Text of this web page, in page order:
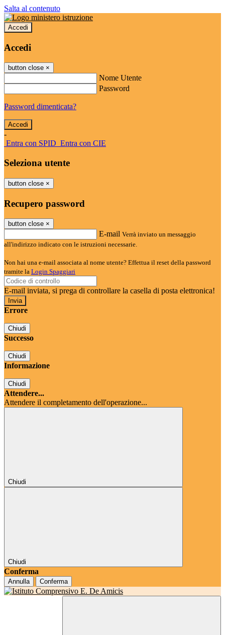
Salta al contenuto
Accedi
Accedi
button close ×
Nome Utente
Password
Password dimenticata?
-
Entra con SPID Entra con CIE
Seleziona utente
button close ×
Recupero password
button close ×
E-mail Verrà inviato un messaggio
all'indirizzo indicato con le istruzioni necessarie.
Non hai una e-mail associata al nome utente? Effettua il reset della password
tramite la Login Spaggiari
E-mail inviata, si prega di controllare la casella di posta elettronica!
Errore
Chiudi
Successo
Chiudi
Informazione
Chiudi
Attendere...
Attendere il completamento dell'operazione...
Chiudi
Chiudi
Conferma
Annulla Conferma